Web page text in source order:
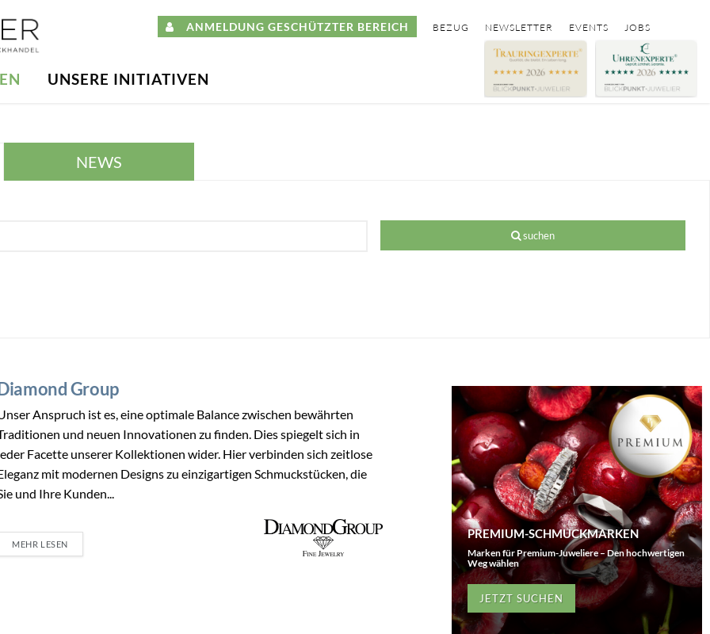
ANMELDUNG GESCHÜTZTER BEREICH BEZUG NEWSLETTER EVENTS JOBS
UNSERE INITIATIVEN
NEWS
suchen
Group
Anspruch ist es, eine optimale Balance zwischen bewährten
und neuen Innovationen zu finden. Dies spiegelt sich in
Facette unserer Kollektionen wider. Hier verbinden sich zeitlose
mit modernen Designs zu einzigartigen Schmuckstücken, die
und Ihre Kunden...
MEHR LESEN
PREMIUM-SCHMUCKMARKEN
Marken für Premium-Juweliere – Den hochwertigen
Weg wählen
JETZT SUCHEN